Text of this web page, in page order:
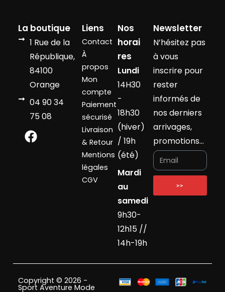
La boutique
1 Rue de la
République,
84100
Orange
04 90 34
75 08
Liens
Contact
À
propos
Mon
compte
Paiement
sécurisé
Livraison
& Retour
Mentions
légales
CGV
Nos
horai
res
Lundi
14H30
-
18h30
(hiver)
/ 19h
(été)
Mardi
au
samedi
9h30-
12h15 //
14h-19h
Newsletter
N’hésitez pas
à vous
inscrire pour
rester
informés de
nos derniers
arrivages,
promotions…
>>
Copyright © 2026 -
Sport Aventure Mode